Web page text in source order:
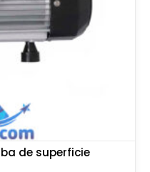
de superficie